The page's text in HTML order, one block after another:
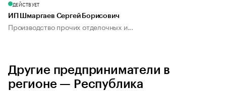
ДЕЙСТВУЕТ
ИП Шмаргаев Сергей Борисович
Производство прочих отделочных и...
Другие предприниматели в
регионе — Республика